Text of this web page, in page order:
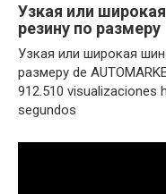
Узкая или
резину по размеру
Узкая или широкая
размеру de
912.510 visualizaciones
segundos